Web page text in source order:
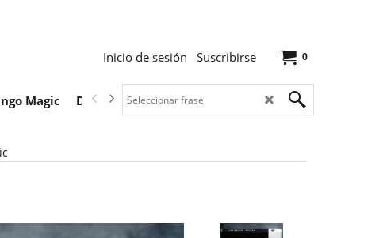
0
Inicio de sesión Suscribirse
Magic Descargas